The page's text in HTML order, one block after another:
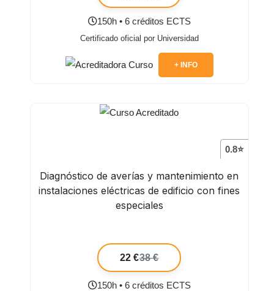
150h • 6 créditos ECTS
Certificado oficial por Universidad
+ INFO
0.8⭐
Diagnóstico de averías y mantenimiento en
instalaciones eléctricas de edificio con fines
especiales
22 €38 €
150h • 6 créditos ECTS